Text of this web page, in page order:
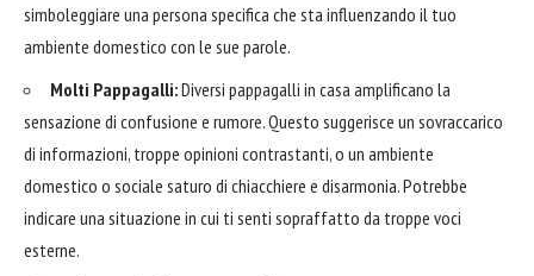
simboleggiare una persona specifica che sta influenzando il tuo
ambiente domestico con le sue parole.
Molti Pappagalli:Diversi pappagalli in casa amplificano la
sensazione di confusione e rumore. Questo suggerisce un sovraccarico
di informazioni, troppe opinioni contrastanti, o un ambiente
domestico o sociale saturo di chiacchiere e disarmonia. Potrebbe
indicare una situazione in cui ti senti sopraffatto da troppe voci
esterne.